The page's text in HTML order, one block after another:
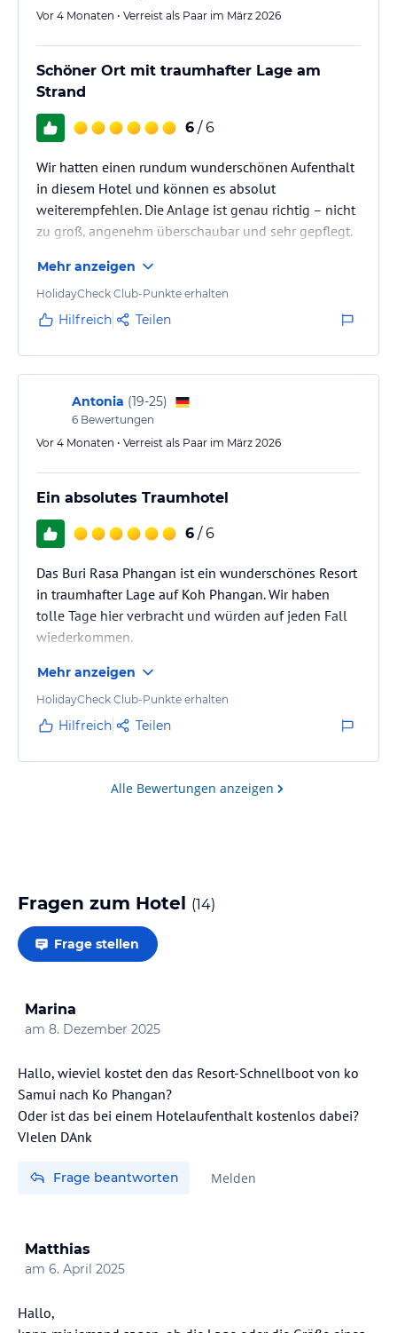
Vor 4 Monaten • Verreist als Paar im März 2026
Schöner Ort mit traumhafter Lage am
Strand
6 / 6
Wir hatten einen rundum wunderschönen Aufenthalt
in diesem Hotel und können es absolut
weiterempfehlen. Die Anlage ist genau richtig – nicht
zu groß, angenehm überschaubar und sehr gepflegt.
direkt am hoteleigenen Strand.
Das Zimmer war sehr schön und geschmackvoll
eingerichtet. Die Betten waren äußerst bequem und
dem man verschiedene Kissen auswählen konnte –
das sorgt für zusätzlichen Komfort.
Der Service war…
Mehr anzeigen
HolidayCheck Club-Punkte erhalten
Hilfreich Teilen
Antonia (19-25)
6 Bewertungen
Vor 4 Monaten • Verreist als Paar im März 2026
Ein absolutes Traumhotel
6 / 6
Das Buri Rasa Phangan ist ein wunderschönes Resort
in traumhafter Lage auf Koh Phangan. Wir haben
tolle Tage hier verbracht und würden auf jeden Fall
wiederkommen.
Mehr anzeigen
HolidayCheck Club-Punkte erhalten
Hilfreich Teilen
Alle Bewertungen anzeigen
Fragen zum Hotel (14)
Frage stellen
Marina
am 8. Dezember 2025
Hallo, wieviel kostet den das Resort-Schnellboot von ko
Samui nach Ko Phangan?
Oder ist das bei einem Hotelaufenthalt kostenlos dabei?
Frage beantworten Melden
Matthias
am 6. April 2025
Hallo,